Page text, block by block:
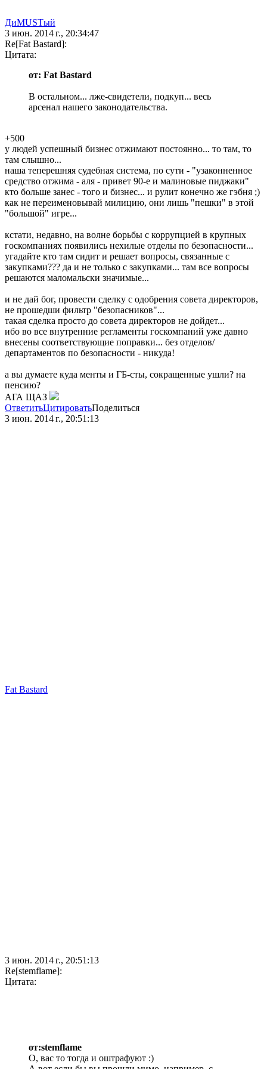
ДиMUSTый
3 июн. 2014 г., 20:34:47
Re[Fat Bastard]:
Цитата:
от: Fat Bastard
В остальном... лже-свидетели, подкуп... весь
арсенал нашего законодательства.
+500
у людей успешный бизнес отжимают постоянно... то там, то
там слышно...
наша теперешняя судебная система, по сути - "узаконненное
средство отжима - аля - привет 90-е и малиновые пиджаки"
кто больше занес - того и бизнес... и рулит конечно же гэбня ;)
как не переименовывай милицию, они лишь "пешки" в этой
"большой" игре...
кстати, недавно, на волне борьбы с коррупцией в крупных
госкомпаниях появились нехилые отделы по безопасности...
угадайте кто там сидит и решает вопросы, связанные с
закупками??? да и не только с закупками... там все вопросы
решаются маломальски значимые...
и не дай бог, провести сделку с одобрения совета директоров,
не прошедши фильтр "безопасников"...
такая сделка просто до совета директоров не дойдет...
ибо во все внутренние регламенты госкомпаний уже давно
внесены соответствующие поправки... без отделов/
департаментов по безопасности - никуда!
а вы думаете куда менты и ГБ-сты, сокращенные ушли? на
пенсию?
АГА ЩАЗ
ОтветитьЦитироватьПоделиться
3 июн. 2014 г., 20:51:13
Fat Bastard
3 июн. 2014 г., 20:51:13
Re[stemflame]:
Цитата:
от:stemflame
О, вас то тогда и оштрафуют :)